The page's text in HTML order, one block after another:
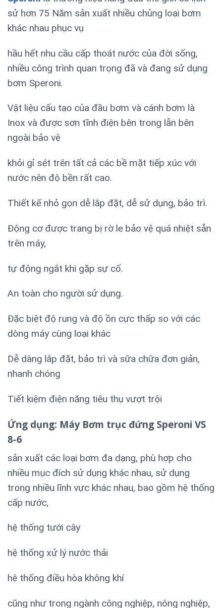
sử hơn 75 Năm sản xuất nhiều chủng loại bơm
khác nhau phục vụ
hầu hết nhu cầu cấp thoát nước của đời sống,
nhiều công trình quan trọng đã và đang sử dụng
bơm Speroni.
Vật liệu cấu tạo của đầu bơm và cánh bơm là
Inox và được sơn tĩnh điện bên trong lẫn bên
ngoài bảo vệ
khỏi gỉ sét trên tất cả các bề mặt tiếp xúc với
nước nên độ bền rất cao.
Thiết kế nhỏ gọn dễ lắp đặt, dễ sử dụng, bảo trì.
Động cơ được trang bị rờ le bảo vệ quá nhiệt sẵn
trên máy,
tự động ngắt khi gặp sự cố.
An toàn cho người sử dụng.
Đặc biệt độ rung và độ ồn cực thấp so với các
dòng máy cùng loại khác
Dễ dàng lắp đặt, bảo trì và sữa chữa đơn giản,
nhanh chóng
Tiết kiệm điện năng tiêu thụ vượt trội
Ứng dụng: Máy Bơm trục đứng Speroni VS
8-6
sản xuất các loại bơm đa dạng, phù hợp cho
nhiều mục đích sử dụng khác nhau, sử dụng
trong nhiều lĩnh vực khác nhau, bao gồm hệ thống
cấp nước,
hệ thống tưới cây
hệ thống xử lý nước thải
hệ thống điều hòa không khí
cũng như trong ngành công nghiệp, nông nghiệp,